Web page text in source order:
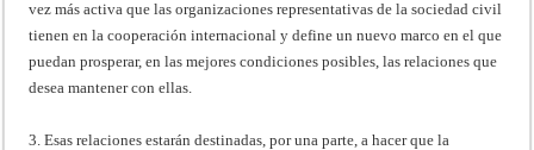
vez más activa que las organizaciones representativas de la sociedad civil
tienen en la cooperación internacional y define un nuevo marco en el que
puedan prosperar, en las mejores condiciones posibles, las relaciones que
desea mantener con ellas.
3. Esas relaciones estarán destinadas, por una parte, a hacer que la